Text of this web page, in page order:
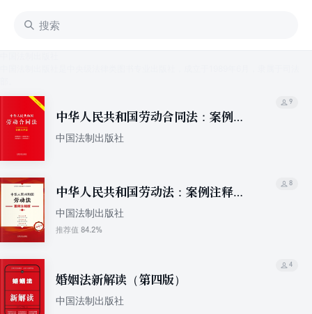
中华人民共和国劳动合同法：案例注
释版（双色大字本）（第六版）
中国法制出版社
9
中华人民共和国劳动法：案例注释版
（第五版）
中国法制出版社
推荐值 84.2%
8
婚姻法新解读（第四版）
中国法制出版社
4